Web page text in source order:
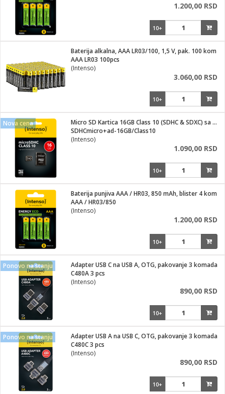
1.200,00 RSD
10+
Baterija alkalna, AAA LR03/100, 1,5 V, pak. 100 kom
AAA LR03 100pcs
(Intenso)
3.060,00 RSD
10+
Nova cena
Micro SD Kartica 16GB Class 10 (SDHC & SDXC) sa adapterom
SDHCmicro+ad-16GB/Class10
(Intenso)
1.090,00 RSD
10+
Baterija punjiva AAA / HR03, 850 mAh, blister 4 kom
AAA / HR03/850
(Intenso)
1.200,00 RSD
10+
Ponovo na stanju
Adapter USB C na USB A, OTG, pakovanje 3 komada
C480A 3 pcs
(Intenso)
890,00 RSD
10+
Ponovo na stanju
Adapter USB A na USB C, OTG, pakovanje 3 komada
C480C 3 pcs
(Intenso)
890,00 RSD
10+